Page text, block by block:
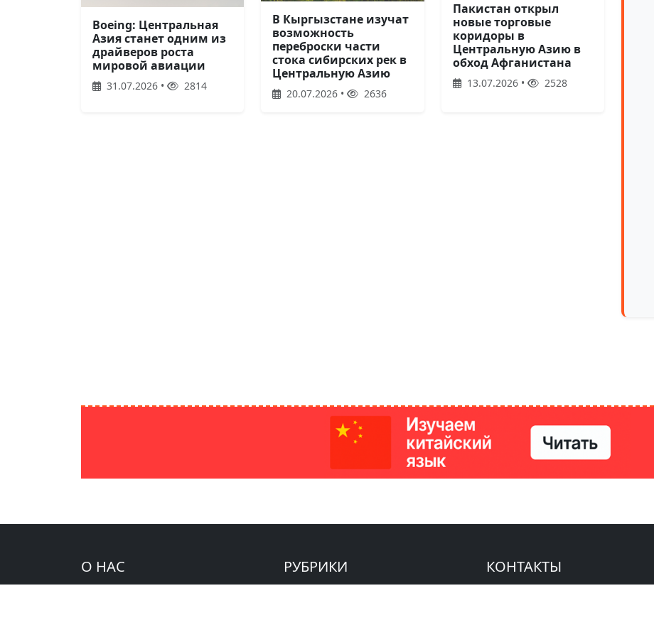
Boeing: Центральная
Азия станет одним из
драйверов роста
мировой авиации
31.07.2026 • 2814
В Кыргызстане изучат
возможность
переброски части
стока сибирских рек в
Центральную Азию
20.07.2026 • 2636
Пакистан открыл
новые торговые
коридоры в
Центральную Азию в
обход Афганистана
13.07.2026 • 2528
О НАС РУБРИКИ КОНТАКТЫ